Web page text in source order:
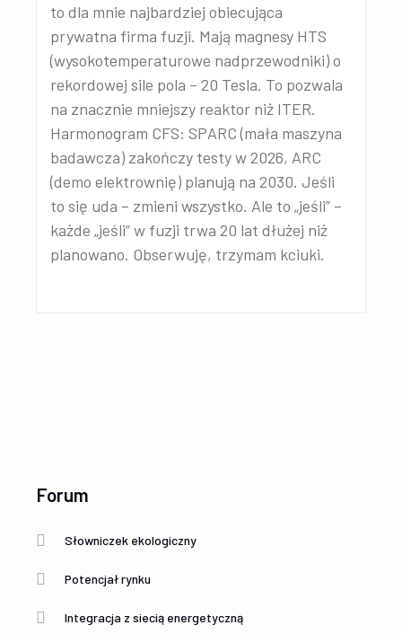
to dla mnie najbardziej obiecująca
prywatna firma fuzji. Mają magnesy HTS
(wysokotemperaturowe nadprzewodniki) o
rekordowej sile pola – 20 Tesla. To pozwala
na znacznie mniejszy reaktor niż ITER.
Harmonogram CFS: SPARC (mała maszyna
badawcza) zakończy testy w 2026, ARC
(demo elektrownię) planują na 2030. Jeśli
to się uda – zmieni wszystko. Ale to „jeśli” –
każde „jeśli” w fuzji trwa 20 lat dłużej niż
planowano. Obserwuję, trzymam kciuki.
Forum
Słowniczek ekologiczny
Potencjał rynku
Integracja z siecią energetyczną